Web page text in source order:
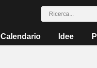
Calendario Idee